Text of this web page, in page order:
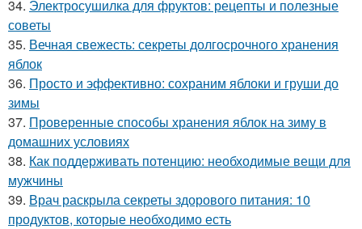
34. Электросушилка для фруктов: рецепты и полезные
советы
35. Вечная свежесть: секреты долгосрочного хранения
яблок
36. Просто и эффективно: сохраним яблоки и груши до
зимы
37. Проверенные способы хранения яблок на зиму в
домашних условиях
38. Как поддерживать потенцию: необходимые вещи для
мужчины
39. Врач раскрыла секреты здорового питания: 10
продуктов, которые необходимо есть